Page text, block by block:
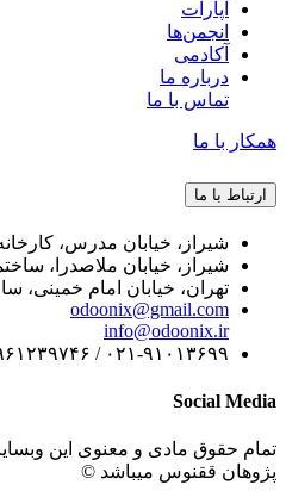
آپارات
انجمن‌ها
آکادمی
درباره ما
تماس با ما
همکار با ما
ارتباط با ما
شیراز، خیابان مدرس،
شیراز، خیابان ملاصدرا،
تهران، خیابان امام خمینی،
odoonix@gmail.com
info@odoonix.ir
۰۲۱-۹۱۰۱۳۶۹۹ / ۰۹۹۶۱۲۳۹۷۴۶ / ۰۹۱۰۱۹۸۱۷۱۳-۱۴
Social Media
تمام حقوق مادی و معنوی این
پژوهان ققنوس میباشد ©